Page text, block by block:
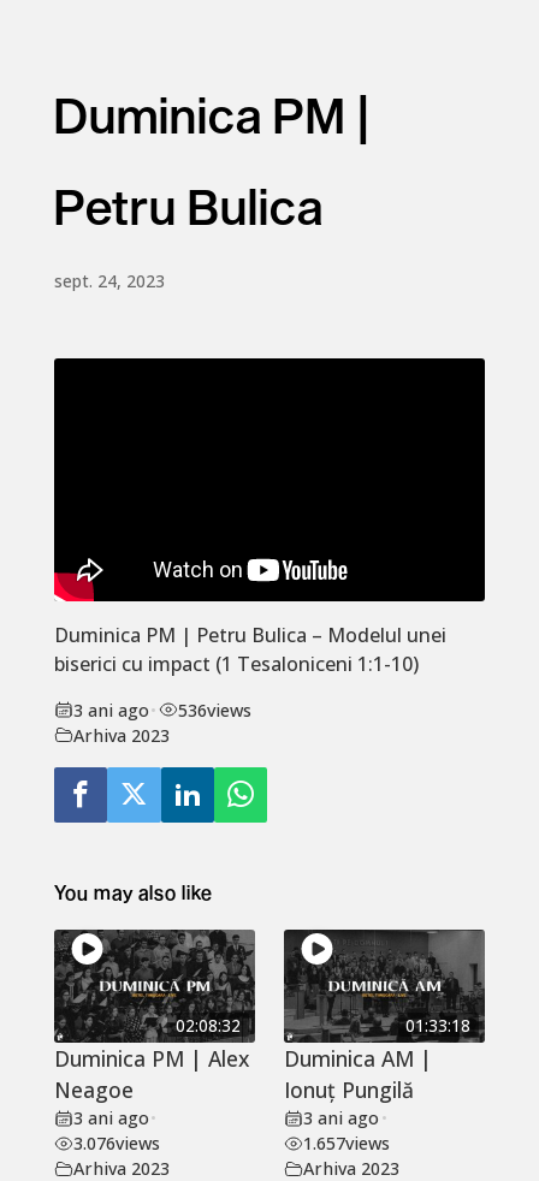
Duminica PM |
Petru Bulica
sept. 24, 2023
Duminica PM | Petru Bulica – Modelul unei
biserici cu impact (1 Tesaloniceni 1:1-10)
3 ani ago• 536views
Arhiva 2023
You may also like
02:08:32
Duminica PM | Alex
Neagoe
3 ani ago•
3.076views
Arhiva 2023
01:33:18
Duminica AM |
Ionuț Pungilă
3 ani ago •
1.657views
Arhiva 2023